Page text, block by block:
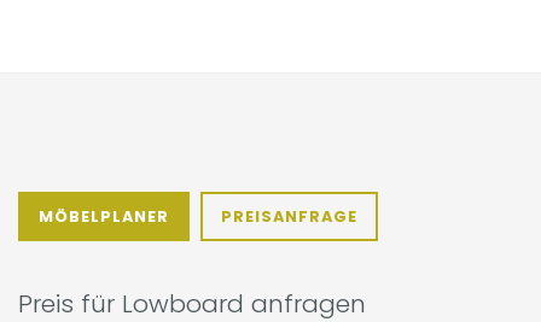
MÖBELPLANER PREISANFRAGE
Preis für Lowboard anfragen